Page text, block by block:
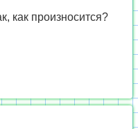
как произносится?